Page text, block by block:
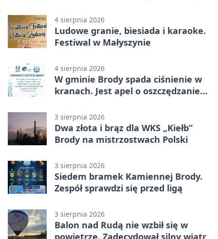
4 sierpnia 2026
Ludowe granie, biesiada i karaoke.
Festiwal w Małyszynie
4 sierpnia 2026
W gminie Brody spada ciśnienie w
kranach. Jest apel o oszczędzanie
3 sierpnia 2026
Dwa złota i brąz dla WKS „Kiełb”
Brody na mistrzostwach Polski
3 sierpnia 2026
Siedem bramek Kamiennej Brody.
Zespół sprawdzi się przed ligą
3 sierpnia 2026
Balon nad Rudą nie wzbił się w
powietrze. Zadecydował silny wiatr